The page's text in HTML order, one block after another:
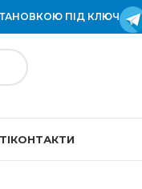
ПІД КЛЮЧ
КОНТАКТИ